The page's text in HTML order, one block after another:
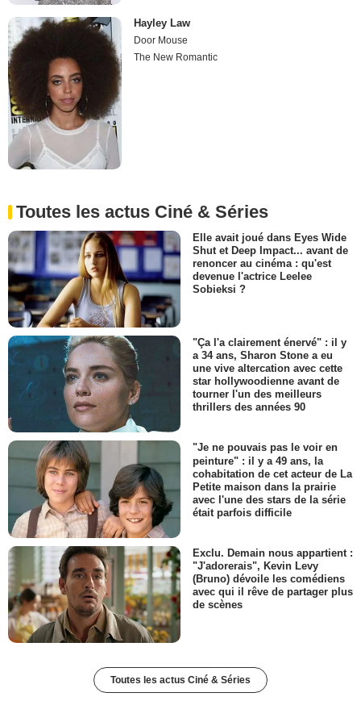
Hayley Law
Door Mouse
The New Romantic
Toutes les actus Ciné & Séries
Elle avait joué dans Eyes Wide
Shut et Deep Impact... avant de
renoncer au cinéma : qu'est
devenue l'actrice Leelee
Sobieksi ?
"Ça l'a clairement énervé" : il y
a 34 ans, Sharon Stone a eu
une vive altercation avec cette
star hollywoodienne avant de
tourner l'un des meilleurs
thrillers des années 90
"Je ne pouvais pas le voir en
peinture" : il y a 49 ans, la
cohabitation de cet acteur de La
Petite maison dans la prairie
avec l'une des stars de la série
était parfois difficile
Exclu. Demain nous appartient :
"J'adorerais", Kevin Levy
(Bruno) dévoile les comédiens
avec qui il rêve de partager plus
de scènes
Toutes les actus Ciné & Séries